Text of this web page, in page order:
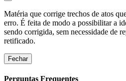
Matéria que corrige trechos de atos
erro. É feita de modo a possibilitar a
sendo corrigida, sem necessidade de
retificado.
Fechar
Perguntas Frequentes